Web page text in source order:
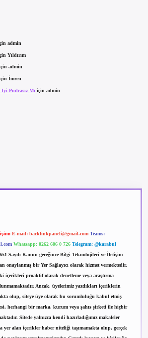
admin
Yıldırım
admin
İmren
Pudrasız Mı için admin
E-mail: backlinkpaneli@gmail.com Teams:
Whatsapp: 0262 606 0 726 Telegram: @karabul
Sayılı Kanun gereğince Bilgi Teknolojileri ve İletişim
onaylanmış bir Yer Sağlayıcı olarak hizmet vermektedir.
içerikleri proaktif olarak denetleme veya araştırma
Ancak, üyelerimiz yazdıkları içeriklerin
olup, siteye üye olarak bu sorumluluğu kabul etmiş
herhangi bir marka, kurum veya şahıs şirketi ile hiçbir
Sitede yalnızca kendi hazırladığımız makaleler
yer alan içerikler haber niteliği taşımamakta olup, gerçek